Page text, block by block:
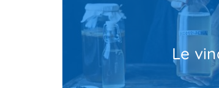
Le
Cet anti cafard naturel est un
l'utiliser, mélangez une tasse
Ensuite, mettez l'ensemble dans
canalisations, recoins, pas de
passage